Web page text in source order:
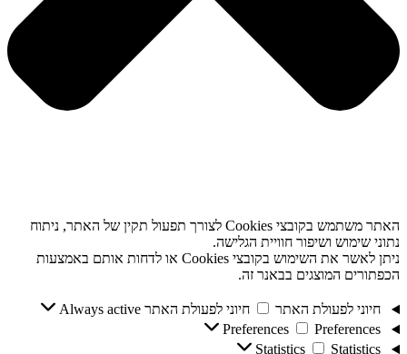
האתר משתמש בקובצי Cookies לצורך תפעול תקין של האתר, ניתוח
נתוני שימוש ושיפור חוויית הגלישה.
ניתן לאשר את השימוש בקובצי Cookies או לדחות אותם באמצעות
הכפתורים המוצגים בבאנר זה.
חיוני לפעולת האתר חיוני לפעולת האתר Always active
Preferences
Preferences
Statistics
Statistics